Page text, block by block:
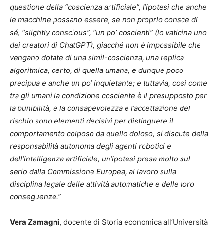
questione della “coscienza artificiale”, l’ipotesi che anche
le macchine possano essere, se non proprio consce di
sé, “slightly conscious”, “un po’ coscienti” (lo vaticina uno
dei creatori di ChatGPT), giacché non è impossibile che
vengano dotate di una simil-coscienza, una replica
algoritmica, certo, di quella umana, e dunque poco
precipua e anche un po’ inquietante; e tuttavia, così come
tra gli umani la condizione cosciente è il presupposto per
la punibilità, e la consapevolezza e l’accettazione del
rischio sono elementi decisivi per distinguere il
comportamento colposo da quello doloso, si discute della
responsabilità autonoma degli agenti robotici e
dell’intelligenza artificiale, un’ipotesi presa molto sul
serio dalla Commissione Europea, al lavoro sulla
disciplina legale delle attività automatiche e delle loro
conseguenze.”
Vera Zamagni, docente di Storia economica all’Università